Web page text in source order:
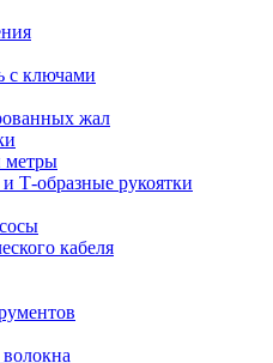
с ключами
жал
метры
Т-образные рукоятки
кабеля